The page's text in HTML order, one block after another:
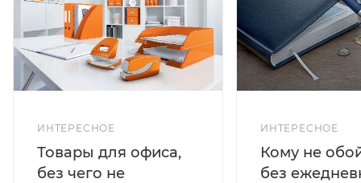
ИНТЕРЕСНОЕ
Товары для офиса,
без чего не
ИНТЕРЕСНОЕ
Кому не
без